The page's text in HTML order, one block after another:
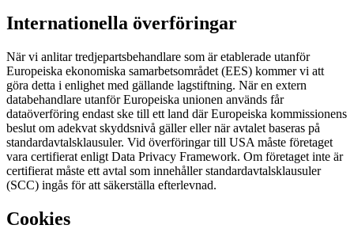
Internationella överföringar
När vi anlitar tredjepartsbehandlare som är etablerade utanför
Europeiska ekonomiska samarbetsområdet (EES) kommer vi att
göra detta i enlighet med gällande lagstiftning. När en extern
databehandlare utanför Europeiska unionen används får
dataöverföring endast ske till ett land där Europeiska kommissionens
beslut om adekvat skyddsnivå gäller eller när avtalet baseras på
standardavtalsklausuler. Vid överföringar till USA måste företaget
vara certifierat enligt Data Privacy Framework. Om företaget inte är
certifierat måste ett avtal som innehåller standardavtalsklausuler
(SCC) ingås för att säkerställa efterlevnad.
Cookies